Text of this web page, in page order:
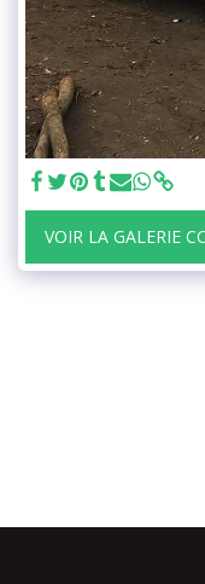
VOIR LA GALERIE